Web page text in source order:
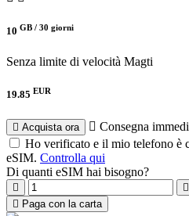
10 GB / 30 giorni
Senza limite di velocità Magti
19.85 EUR
Acquista ora
Consegna
Ho verificato e il mio telefono è
eSIM. Controlla qui
Di quanti eSIM hai bisogno?
Paga con la carta